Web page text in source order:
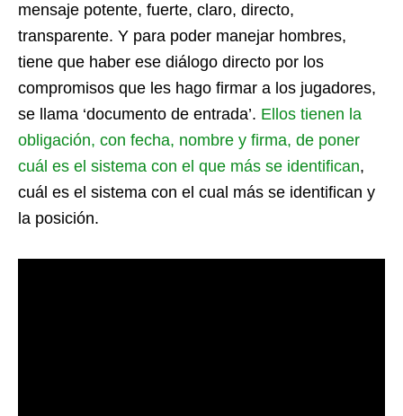
mensaje potente, fuerte, claro, directo,
transparente. Y para poder manejar hombres,
tiene que haber ese diálogo directo por los
compromisos que les hago firmar a los jugadores,
se llama ‘documento de entrada’. Ellos tienen la
obligación, con fecha, nombre y firma, de poner
cuál es el sistema con el que más se identifican,
cuál es el sistema con el cual más se identifican y
la posición.